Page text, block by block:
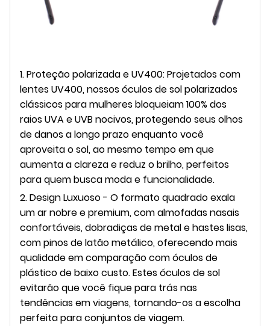
1. Proteção polarizada e UV400: Projetados com
lentes UV400, nossos óculos de sol polarizados
clássicos para mulheres bloqueiam 100% dos
raios UVA e UVB nocivos, protegendo seus olhos
de danos a longo prazo enquanto você
aproveita o sol, ao mesmo tempo em que
aumenta a clareza e reduz o brilho, perfeitos
para quem busca moda e funcionalidade.
2. Design Luxuoso - O formato quadrado exala
um ar nobre e premium, com almofadas nasais
confortáveis, dobradiças de metal e hastes lisas,
com pinos de latão metálico, oferecendo mais
qualidade em comparação com óculos de
plástico de baixo custo. Estes óculos de sol
evitarão que você fique para trás nas
tendências em viagens, tornando-os a escolha
perfeita para conjuntos de viagem.